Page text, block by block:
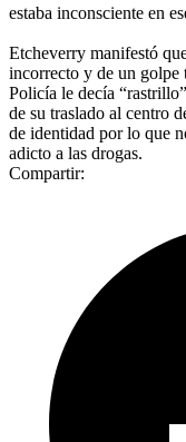
estaba inconsciente en
Etcheverry manifestó
incorrecto y de un golpe
Policía le decía
de su traslado al centro
de identidad por lo que
adicto a las drogas.
Compartir: